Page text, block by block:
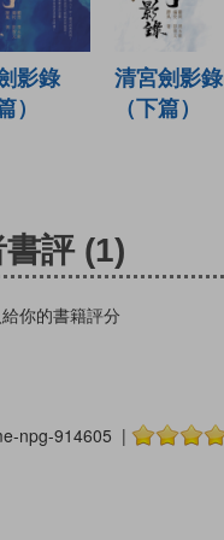
影錄
）
清宮劍影錄
（下篇）
評 (1)
你的書籍評分
npg-914605 |